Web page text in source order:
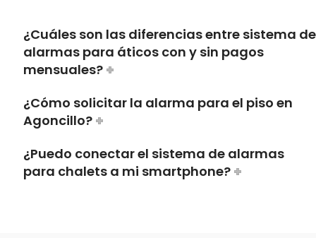
¿Cuáles son las diferencias entre sistema de
alarmas para áticos con y sin pagos
mensuales?
¿Cómo solicitar la alarma para el piso en
Agoncillo?
¿Puedo conectar el sistema de alarmas
para chalets a mi smartphone?